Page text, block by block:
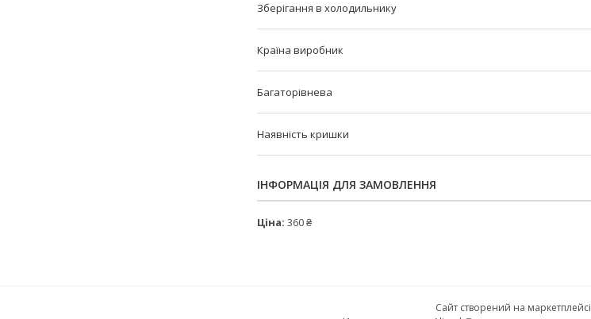
Зберігання в холодильнику
Країна виробник
Багаторівнева
Наявність кришки
ІНФОРМАЦІЯ ДЛЯ ЗАМОВЛЕННЯ
Ціна: 360 ₴
Сайт створений на маркетплейсі